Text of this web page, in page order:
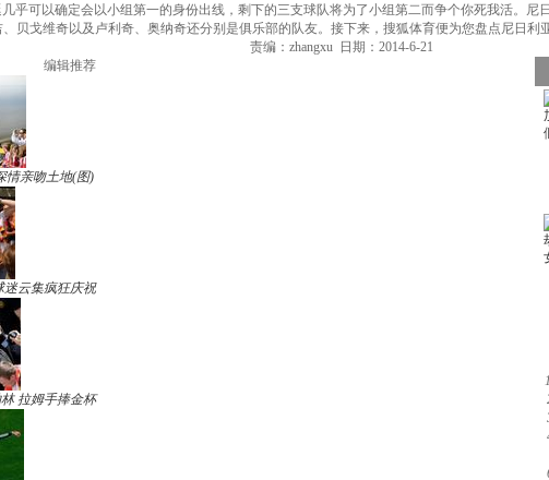
乎可以确定会以小组第一的身份出线，剩下的三支球队将为了小组第二而争个你死我活。尼
贝戈维奇以及卢利奇、奥纳奇还分别是俱乐部的队友。接下来，搜狐体育便为您盘点尼日利
责编：zhangxu 日期：2014-6-21
编辑推荐
情亲吻土地(图)
迷云集疯狂庆祝
拉姆手捧金杯
1